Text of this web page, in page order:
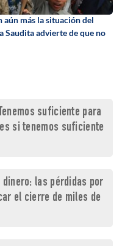
aún más la situación del
advierte de que no
suficiente para
si tenemos suficiente
las pérdidas por
el cierre de miles de